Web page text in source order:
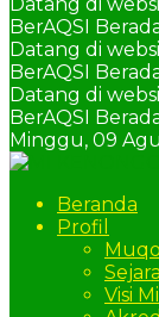
BerAQSI
Datang di
BerAQSI
Datang di
BerAQSI
Minggu, 09
Beranda
Profil
Visi